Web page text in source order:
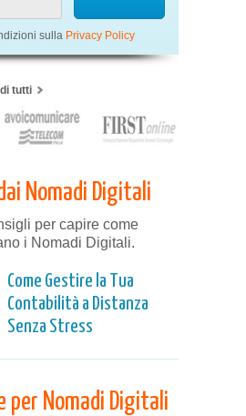
sulla Privacy Policy
tutti
Nomadi Digitali
per capire come
i Nomadi Digitali.
Come Gestire la Tua
Contabilità a Distanza
Senza Stress
per Nomadi Digitali